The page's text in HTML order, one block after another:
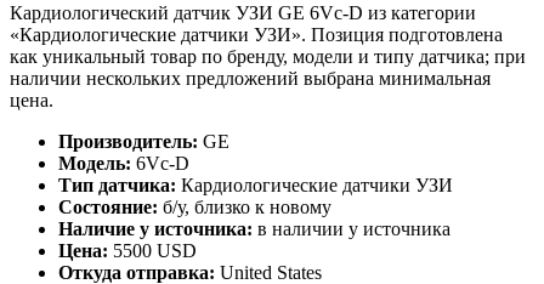
Кардиологический датчик УЗИ GE 6Vc-D из категории
«Кардиологические датчики УЗИ». Позиция подготовлена
как уникальный товар по бренду, модели и типу датчика; при
наличии нескольких предложений выбрана минимальная
цена.
Производитель: GE
Модель: 6Vc-D
Тип датчика: Кардиологические датчики УЗИ
Состояние: б/у, близко к новому
Наличие у источника: в наличии у источника
Цена: 5500 USD
Откуда отправка: United States